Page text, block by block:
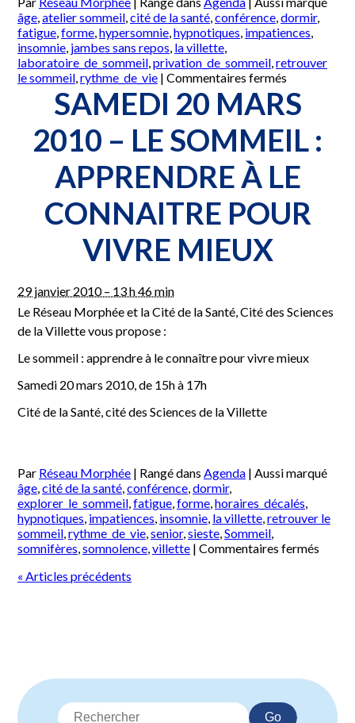
âge,atelier sommeil,cité de la santé,conférence,dormir,
fatigue,forme,hypersomnie,hypnotiques, impatiences,
insomnie, jambes sans repos, la villette,
laboratoire_de_sommeil,privation_de_sommeil,retrouver
le sommeil,rythme_de_vie | Commentaires fermés
Mardi
18
–
Atelier
pratique
conserver
un
SAMEDI 20 MARS
2010 – LE SOMMEIL :
APPRENDRE À LE
CONNAITRE POUR
VIVRE MIEUX
29 janvier 2010 – 13 h 46 min
Le Réseau Morphée et la Cité de la Santé, Cité des Sciences
de la Villette vous propose :
Le sommeil : apprendre à le connaître pour vivre mieux
Samedi 20 mars 2010, de 15h à 17h
Cité de la Santé, cité des Sciences de la Villette
Par Réseau Morphée | Rangé dans Agenda | Aussi marqué
âge,cité de la santé,conférence,dormir,
explorer_le_sommeil,fatigue,forme,horaires_décalés,
hypnotiques, impatiences, insomnie, la villette,retrouver le
sommeil,rythme_de_vie,senior,sieste,Sommeil,
somnifères,somnolence,villette | Commentaires fermés
« Articles précédents
Go